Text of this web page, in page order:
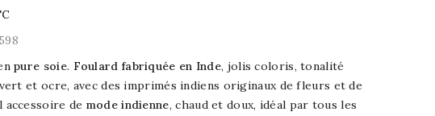
pure soie. Foulard fabriquée en Inde, jolis coloris, tonalité
et ocre, avec des imprimés indiens originaux de fleurs et de
accessoire de mode indienne, chaud et doux, idéal par tous les